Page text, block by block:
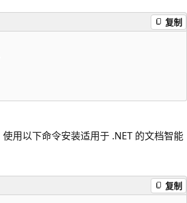
复制
用以下命令安装适用于 .NET 的文档智能
复制